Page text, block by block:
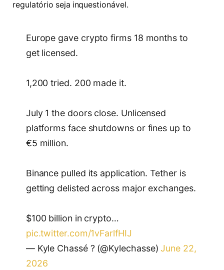
regulatório seja inquestionável.
Europe gave crypto firms 18 months to
get licensed.
1,200 tried. 200 made it.
July 1 the doors close. Unlicensed
platforms face shutdowns or fines up to
€5 million.
Binance pulled its application. Tether is
getting delisted across major exchanges.
$100 billion in crypto…
pic.twitter.com/1vFarlfHIJ
— Kyle Chassé ? (@Kylechasse)June 22,
2026